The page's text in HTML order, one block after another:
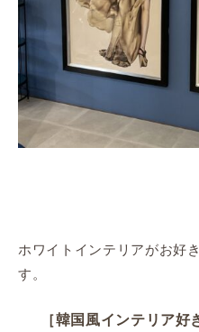
ホワイトインテリアがお好
す。
［韓国風インテリア